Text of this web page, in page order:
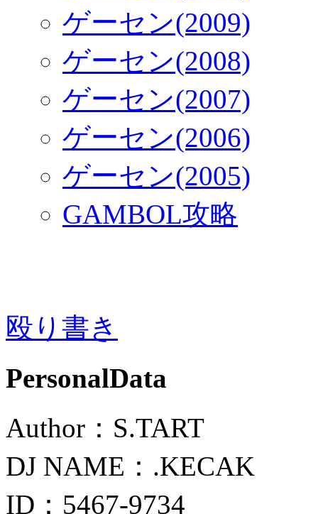
ゲーセン(2009)
ゲーセン(2008)
ゲーセン(2007)
ゲーセン(2006)
ゲーセン(2005)
GAMBOL攻略
殴り書き
PersonalData
Author：S.TART
DJ NAME：.KECAK
ID：5467-9734